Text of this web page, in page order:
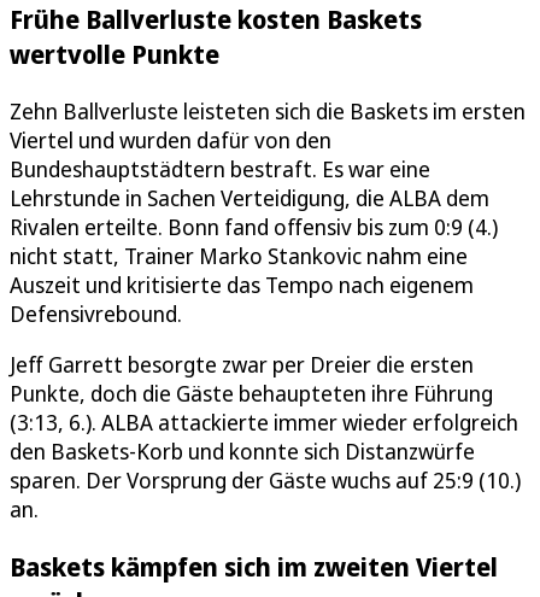
Frühe Ballverluste kosten Baskets
wertvolle Punkte
Zehn Ballverluste leisteten sich die Baskets im ersten
Viertel und wurden dafür von den
Bundeshauptstädtern bestraft. Es war eine
Lehrstunde in Sachen Verteidigung, die ALBA dem
Rivalen erteilte. Bonn fand offensiv bis zum 0:9 (4.)
nicht statt, Trainer Marko Stankovic nahm eine
Auszeit und kritisierte das Tempo nach eigenem
Defensivrebound.
Jeff Garrett besorgte zwar per Dreier die ersten
Punkte, doch die Gäste behaupteten ihre Führung
(3:13, 6.). ALBA attackierte immer wieder erfolgreich
den Baskets-Korb und konnte sich Distanzwürfe
sparen. Der Vorsprung der Gäste wuchs auf 25:9 (10.)
an.
Baskets kämpfen sich im zweiten Viertel